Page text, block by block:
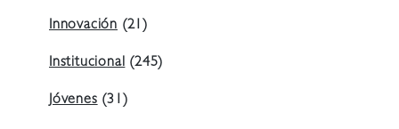
Innovación (21)
Institucional(245)
Jóvenes(31)